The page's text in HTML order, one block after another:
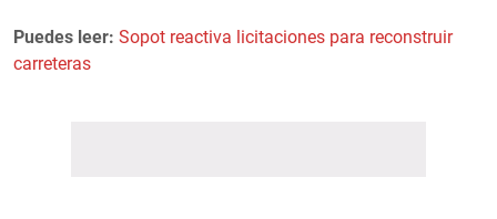
Puedes leer: Sopot reactiva licitaciones para reconstruir
carreteras